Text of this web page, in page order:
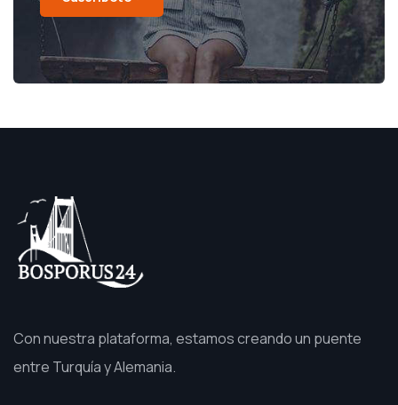
Con nuestra plataforma, estamos creando un puente
entre Turquía y Alemania.